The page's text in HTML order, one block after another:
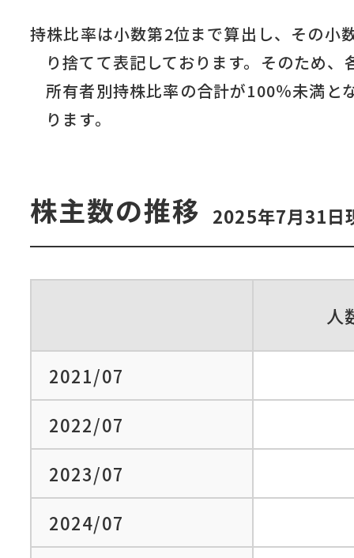
持株比率は小数第2位まで算出し、その小
り捨てて表記しております。そのため、
所有者別持株比率の合計が100％未満と
ります。
株主数の推移 2025年7月31日
人数
2021/07
2022/07
2023/07
2024/07